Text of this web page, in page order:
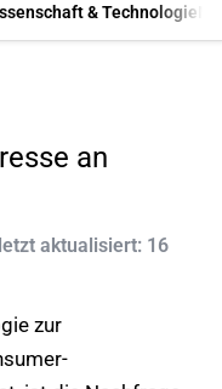
& Technologie
an
aktualisiert: 16
zur